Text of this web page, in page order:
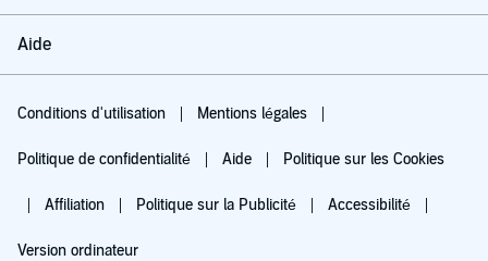
Aide
Conditions d'utilisation Mentions légales
Politique de confidentialité Aide Politique sur les Cookies
Affiliation Politique sur la Publicité Accessibilité
Version ordinateur